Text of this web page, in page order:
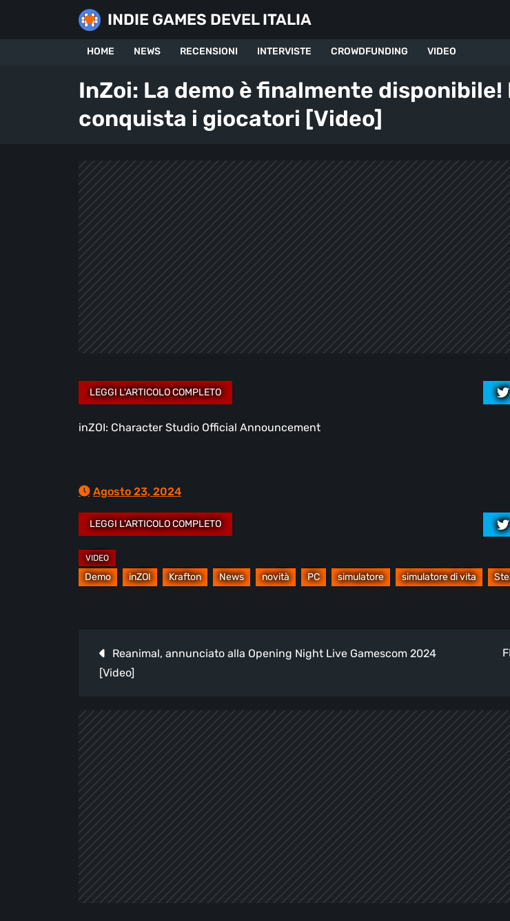
INDIE GAMES DEVEL ITALIA
HOME NEWS RECENSIONI INTERVISTE CROWDFUNDING VIDEO
InZoi: La demo è finalmente
conquista i giocatori [Video]
inZOI: Character Studio Official Announcement
Agosto 23, 2024
Demo inZOI Krafton News novità PC simulatore simulatore di vita
Navigazione
articoli
Reanimal, annunciato alla Opening Night Live Gamescom 2024
[Video]